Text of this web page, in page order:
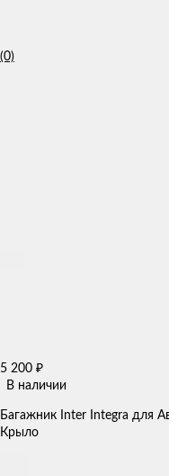
(0)
5 200 ₽
В наличии
Багажник Inter Integra для
Крыло